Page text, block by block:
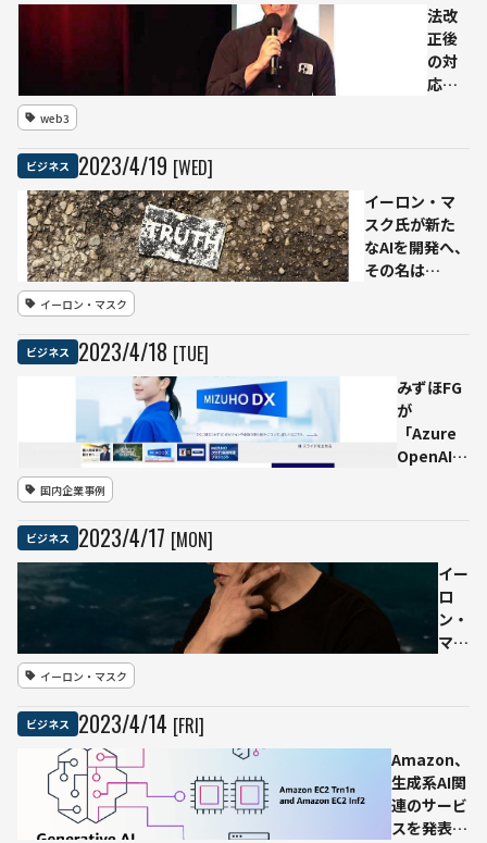
乗り換え
警戒か
法改
正後
の対
応は
士が
語る
Web3
のリ
web3
ビジネス 2023/4/19 [WED]
イーロン・マ
スク氏が新た
なAIを開発へ、
その名は
イーロン・マスク
ビジネス 2023/4/18 [TUE]
みずほFG
が
「Azure
OpenAI
国内企業事例
ビジネス 2023/4/17 [MON]
イー
ロ
ン・
マス
停止
を求
める
も自
イーロン・マスク
ビジネス 2023/4/14 [FRI]
Amazon、
生成系AI関
連のサービ
スを発表。